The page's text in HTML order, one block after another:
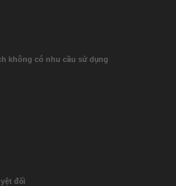
không có nhu cầu sử dụng
đối